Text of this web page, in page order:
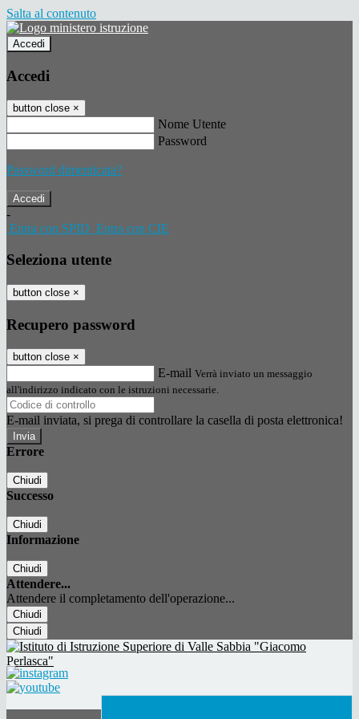
Salta al contenuto
Accedi
Accedi
button close ×
Nome Utente
Password
Password dimenticata?
-
Entra con SPID Entra con CIE
Seleziona utente
button close ×
Recupero password
button close ×
E-mail Verrà inviato un messaggio
all'indirizzo indicato con le istruzioni necessarie.
E-mail inviata, si prega di controllare la casella di posta elettronica!
Errore
Chiudi
Successo
Chiudi
Informazione
Chiudi
Attendere...
Attendere il completamento dell'operazione...
Chiudi
Chiudi